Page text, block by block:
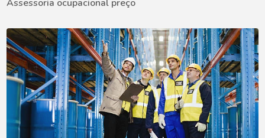
Assessoria ocupacional preço